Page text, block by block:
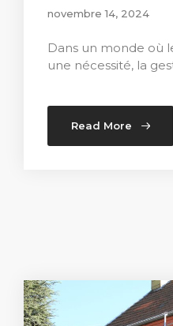
novembre 14, 2024
Dans un monde où
une nécessité, la
Read More